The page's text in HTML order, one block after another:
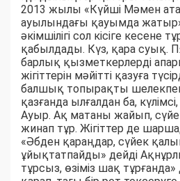
2013 жылы «Күйші Мәмен
ауылындағы қауымда жатыр»
әкімшілігі сол кісіге кесене
қабылдады. Күз, қара суық.
барлық қызметкерлерді
жігіттерін мәйітті қазуға
балшық топырақты
қазғанда ылғалдан ба,
Ауыр. Ақ матаны жайып,
жинап тұр. Жігіттер де
«Әбден қараңдар, сүйек
ұйықтатпайды» дейді
тұрсыз, өзіміз шақ тұрғанда»